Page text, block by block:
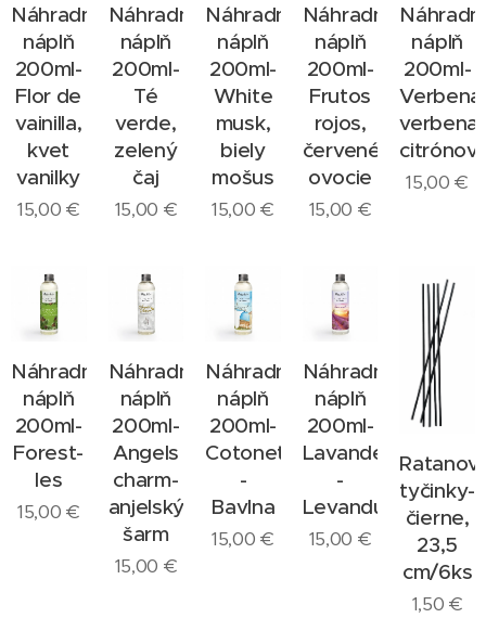
Náhradná
náplň
200ml-
Flor de
vainilla,
kvet
vanilky
15,00 €
Náhradná
náplň
200ml-
Té
verde,
zelený
čaj
15,00 €
Náhradná
náplň
200ml-
White
musk,
biely
mošus
15,00 €
Náhradná
náplň
200ml-
Frutos
rojos,
červené
ovocie
15,00 €
náplň
200ml-
verbena
15,00 €
Náhradná
náplň
200ml-
Forest-
les
15,00 €
Náhradná
náplň
200ml-
Angels
charm-
anjelský
šarm
15,00 €
Náhradná
náplň
200ml-
Cotonet
-
Bavlna
15,00 €
Náhradná
náplň
200ml-
Lavande
-
Levanduľa
15,00 €
tyčinky-
čierne,
23,5
cm/6ks
1,50 €